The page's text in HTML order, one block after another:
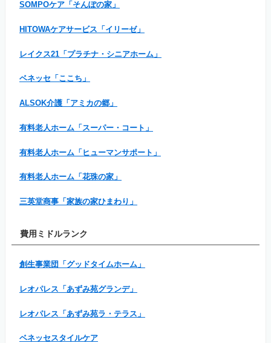
SOMPOケア「そんぽの家」
HITOWAケアサービス「イリーゼ」
レイクス21「プラチナ・シニアホーム」
ベネッセ「ここち」
ALSOK介護「アミカの郷」
有料老人ホーム「スーパー・コート」
有料老人ホーム「ヒューマンサポート」
有料老人ホーム「花珠の家」
三英堂商事「家族の家ひまわり」
費用ミドルランク
創生事業団「グッドタイムホーム」
レオパレス「あずみ苑グランデ」
レオパレス「あずみ苑ラ・テラス」
ベネッセスタイルケア